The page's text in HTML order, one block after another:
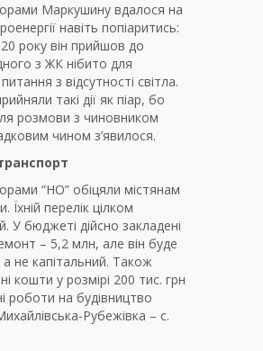
Маркушину вдалося на
навіть попіаритись:
року він прийшов до
з ЖК нібито для
з відсутності світла.
такі дії як піар, бо
розмови з чиновником
чином з’явилося.
“НО” обіцяли містянам
Їхній перелік цілком
У бюджеті дійсно закладені
– 5,2 млн, але він буде
не капітальний. Також
кошти у розмірі 200 тис. грн
роботи на будівництво
Рубежівка – с.